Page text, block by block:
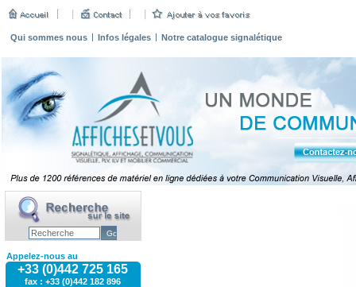
Qui sommes nous Infos légales Notre catalogue signalétique
Appelez-nous au
+33 (0)442 725 165
fax : +33 (0)442 182 896